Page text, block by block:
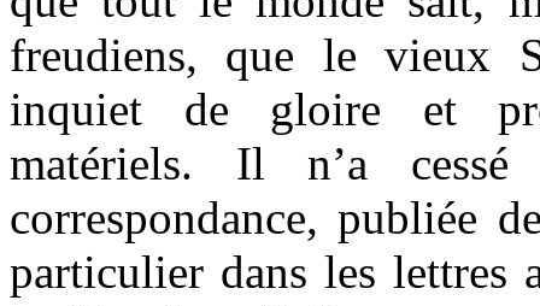
freudiens, que le vieux
inquiet de gloire et
matériels. Il n’a
correspondance, publiée
particulier dans les lettres